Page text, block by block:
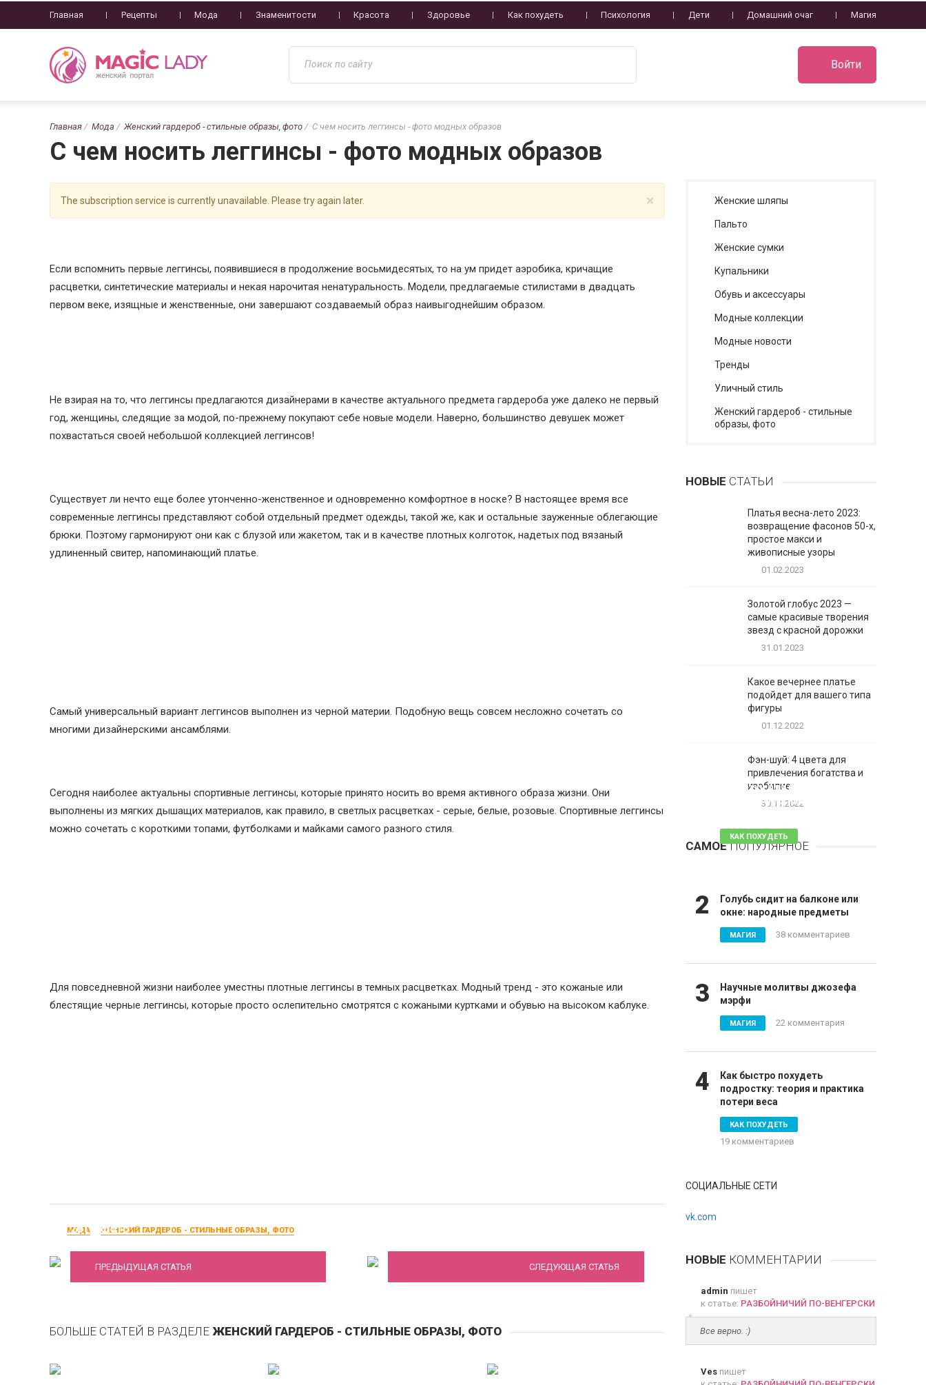
Главная Рецепты Мода Знаменитости Красота Здоровье Как похудеть Психология Дети Домашний очаг Магия
Войти
Главная Мода Женский гардероб - стильные образы, фото С чем носить леггинсы - фото модных образов
С чем носить леггинсы - фото модных образов
×
The subscription service is currently unavailable. Please try again later.
Если вспомнить первые леггинсы, появившиеся в продолжение восьмидесятых, то на ум придет аэробика, кричащие
расцветки, синтетические материалы и некая нарочитая ненатуральность. Модели, предлагаемые стилистами в двадцать
первом веке, изящные и женственные, они завершают создаваемый образ наивыгоднейшим образом.
Не взирая на то, что леггинсы предлагаются дизайнерами в качестве актуального предмета гардероба уже далеко не первый
год, женщины, следящие за модой, по-прежнему покупают себе новые модели. Наверно, большинство девушек может
похвастаться своей небольшой коллекцией леггинсов!
Существует ли нечто еще более утонченно-женственное и одновременно комфортное в носке? В настоящее время все
современные леггинсы представляют собой отдельный предмет одежды, такой же, как и остальные зауженные облегающие
брюки. Поэтому гармонируют они как с блузой или жакетом, так и в качестве плотных колготок, надетых под вязаный
удлиненный свитер, напоминающий платье.
Самый универсальный вариант леггинсов выполнен из черной материи. Подобную вещь совсем несложно сочетать со
многими дизайнерскими ансамблями.
Сегодня наиболее актуальны спортивные леггинсы, которые принято носить во время активного образа жизни. Они
выполнены из мягких дышащих материалов, как правило, в светлых расцветках - серые, белые, розовые. Спортивные леггинсы
можно сочетать с короткими топами, футболками и майками самого разного стиля.
Для повседневной жизни наиболее уместны плотные леггинсы в темных расцветках. Модный тренд - это кожаные или
блестящие черные леггинсы, которые просто ослепительно смотрятся с кожаными куртками и обувью на высоком каблуке.
МОДА ЖЕНСКИЙ ГАРДЕРОБ - СТИЛЬНЫЕ ОБРАЗЫ, ФОТО
2016, фото
ПРЕДЫДУЩАЯ СТАТЬЯ СЛЕДУЮЩАЯ СТАТЬЯ
БОЛЬШЕ СТАТЕЙ В РАЗДЕЛЕ ЖЕНСКИЙ ГАРДЕРОБ - СТИЛЬНЫЕ ОБРАЗЫ, ФОТО
Женские шляпы
Пальто
Женские сумки
Купальники
Обувь и аксессуары
Модные коллекции
Модные новости
Тренды
Уличный стиль
Женский гардероб - стильные
образы, фото
НОВЫЕ СТАТЬИ
Платья весна-лето 2023:
возвращение фасонов 50-х,
простое макси и
живописные узоры
01.02.2023
Золотой глобус 2023 —
самые красивые творения
звезд с красной дорожки
31.01.2023
Какое вечернее платье
подойдет для вашего типа
фигуры
01.12.2022
Фэн-шуй: 4 цвета для
привлечения богатства и
изобилие
30.11.2022
САМОЕПОПУЛЯРНОЕ
Таблетки для похудения -
обзор эффективных и
КАК ПОХУДЕТЬ
81 комментарий
2
Голубь сидит на балконе или
окне: народные предметы
МАГИЯ 38 комментариев
3
Научные молитвы джозефа
мэрфи
МАГИЯ 22 комментария
4
Как быстро похудеть
подростку: теория и практика
потери веса
КАК ПОХУДЕТЬ
19 комментариев
СОЦИАЛЬНЫЕ СЕТИ
vk.com
НОВЫЕ КОММЕНТАРИИ
admin пишет
к статье: РАЗБОЙНИЧИЙ ПО-ВЕНГЕРСКИ
Все верно. :)
Vesпишет